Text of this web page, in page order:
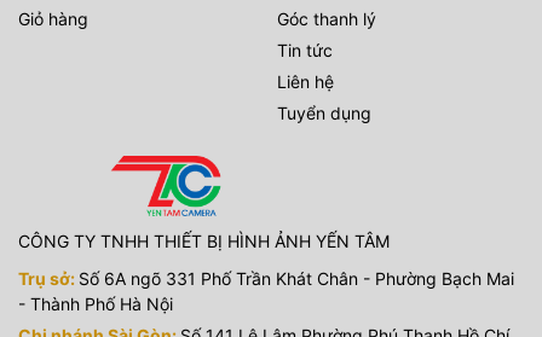
Giỏ hàng
Góc thanh lý
Tin tức
Liên hệ
Tuyển dụng
CÔNG TY TNHH THIẾT BỊ HÌNH ẢNH YẾN TÂM
Trụ sở: Số 6A ngõ 331 Phố Trần Khát Chân - Phường Bạch Mai
- Thành Phố Hà Nội